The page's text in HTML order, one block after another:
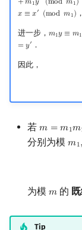
+𝑚1𝑦 (mod 𝑚1)
𝑥 ≡ 𝑥′ (mod 𝑚1)
x≡x′ (modm1)
进一步， 𝑚1𝑦 ≡ 𝑚1
m1y≡m1y′
= 𝑦′ ．
因此，
若 𝑚 = 𝑚1𝑚
m =m1m2,
分别为模 𝑚1,
m1,
为模 𝑚
m 的
Tip